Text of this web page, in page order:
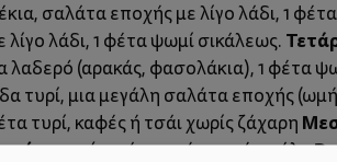
σαλάτα εποχής με λίγο λάδι, 1
λάδι, 1 φέτα ψωμί σικάλεως.
λαδερό (αρακάς, φασολάκια), 1 φέτα
τυρί, μια μεγάλη σαλάτα εποχής
τυρί, καφές ή τσάι χωρίς ζάχαρη
: 1 γιαούρτι άπαχο ή 1 ποτήρι γάλα